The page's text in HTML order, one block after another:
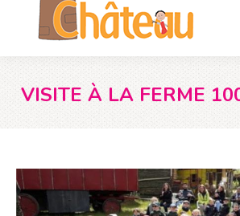
VISITE À LA FERME
Vous êtes